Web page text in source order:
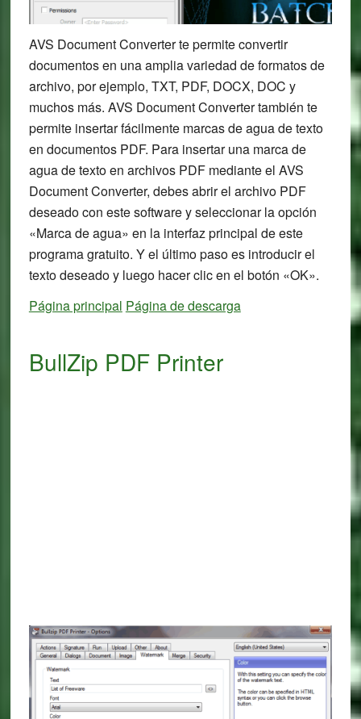
AVS Document Converter te permite convertir
documentos en una amplia variedad de formatos de
archivo, por ejemplo, TXT, PDF, DOCX, DOC y
muchos más. AVS Document Converter también te
permite insertar fácilmente marcas de agua de texto
en documentos PDF. Para insertar una marca de
agua de texto en archivos PDF mediante el AVS
Document Converter, debes abrir el archivo PDF
deseado con este software y seleccionar la opción
«Marca de agua» en la interfaz principal de este
programa gratuito. Y el último paso es introducir el
texto deseado y luego hacer clic en el botón «OK».
Página principal Página de descarga
BullZip PDF Printer